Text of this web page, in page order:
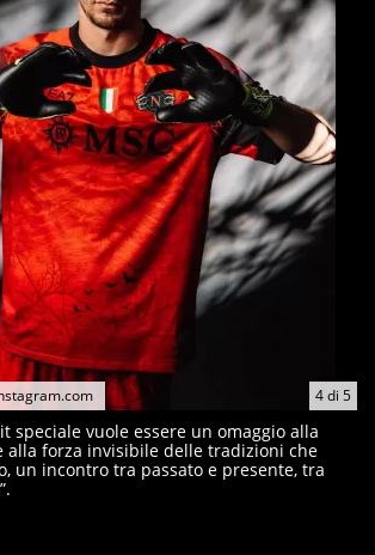
4di 5
speciale vuole essere un omaggio alla
alla forza invisibile delle tradizioni che
un incontro tra passato e presente, tra